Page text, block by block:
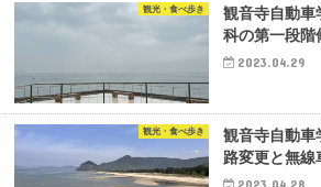
観光・食べ歩き
観音寺自動
科の第一段
2023.04.29
観光・食べ歩き
観音寺自動
路変更と無線